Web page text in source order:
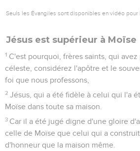
Seuls les Évangiles sont disponibles en vidéo pour
Jésus est supérieur à Moïse
1 C'est pourquoi, frères saints, qui avez
céleste, considérez l'apôtre et le
foi que nous professons,
2 Jésus, qui a été fidèle à celui qui l'a
Moïse dans toute sa maison.
3 Car il a été jugé digne d'une gloire
celle de Moïse que celui qui a
d'honneur que la maison même.